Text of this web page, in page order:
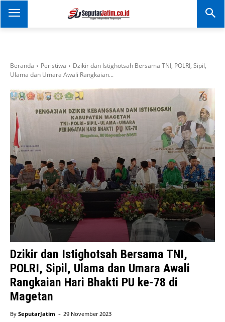
SEPUTAR JATIM
Portal Informasi Dan
Beranda Peristiwa
Dzikir dan Istighotsah Bersama TNI, POLRI, Sipil,
Ulama dan Umara Awali Rangkaian...
Dzikir dan Istighotsah Bersama TNI,
POLRI, Sipil, Ulama dan Umara Awali
Rangkaian Hari Bhakti PU ke-78 di
Magetan
By SeputarJatim - 29 November 2023